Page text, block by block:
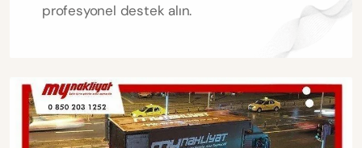
profesyonel destek alın.